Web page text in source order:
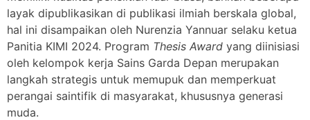
layak dipublikasikan di publikasi ilmiah berskala global,
hal ini disampaikan oleh Nurenzia Yannuar selaku ketua
Panitia KIMI 2024. Program Thesis Award yang diinisiasi
oleh kelompok kerja Sains Garda Depan merupakan
langkah strategis untuk memupuk dan memperkuat
perangai saintifik di masyarakat, khususnya generasi
muda.